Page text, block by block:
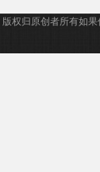
权归原创者所有如